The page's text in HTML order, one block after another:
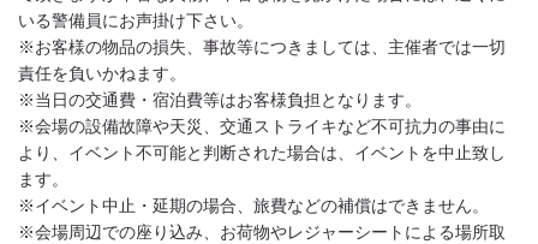
いる警備員にお声掛け下さい。
※お客様の物品の損失、事故等につきましては、主催者では一切
責任を負いかねます。
※当日の交通費・宿泊費等はお客様負担となります。
※会場の設備故障や天災、交通ストライキなど不可抗力の事由に
より、イベント不可能と判断された場合は、イベントを中止致し
ます。
※イベント中止・延期の場合、旅費などの補償はできません。
※会場周辺での座り込み、お荷物やレジャーシートによる場所取